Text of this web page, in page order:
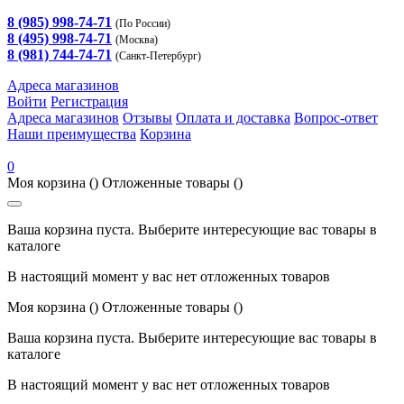
8 (985) 998-74-71 (По России)
8 (495) 998-74-71 (Москва)
8 (981) 744-74-71 (Санкт-Петербург)
Адреса магазинов
Войти Регистрация
Адреса магазинов Отзывы Оплата и доставка Вопрос-ответ
Наши преимущества Корзина
0
Моя корзина () Отложенные товары ()
Ваша корзина пуста. Выберите интересующие вас товары в
каталоге
В настоящий момент у вас нет отложенных товаров
Моя корзина () Отложенные товары ()
Ваша корзина пуста. Выберите интересующие вас товары в
каталоге
В настоящий момент у вас нет отложенных товаров